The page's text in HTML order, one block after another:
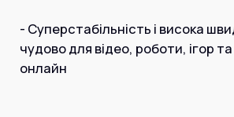
- Суперстабільність і висока
чудово для відео, роботи, ігор
онлайн